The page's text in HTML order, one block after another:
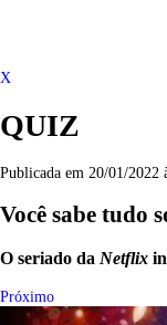
X
QUIZ
Publicada em 20/01/2022
Você sabe tudo
O seriado da Netflix
Próximo